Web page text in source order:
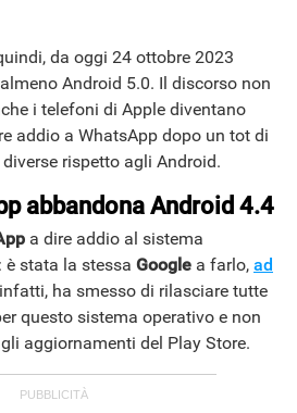
da oggi 24 ottobre 2023
Android 5.0. Il discorso non
i telefoni di Apple diventano
addio a WhatsApp dopo un tot di
rispetto agli Android.
abbandona Android 4.4
a dire addio al sistema
è stata la stessa Google a farlo, ad
ha smesso di rilasciare tutte
questo sistema operativo e non
aggiornamenti del Play Store.